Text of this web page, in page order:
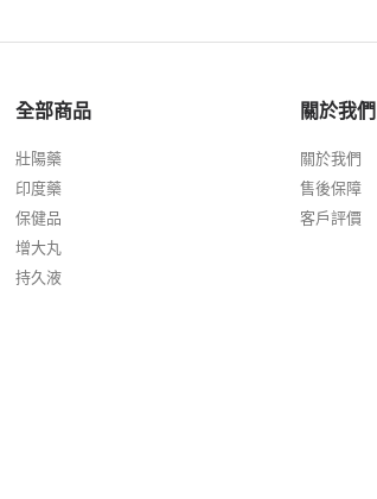
全部商品
壯陽藥
印度藥
保健品
增大丸
持久液
關於我們
關於我們
售後保障
客戶評價